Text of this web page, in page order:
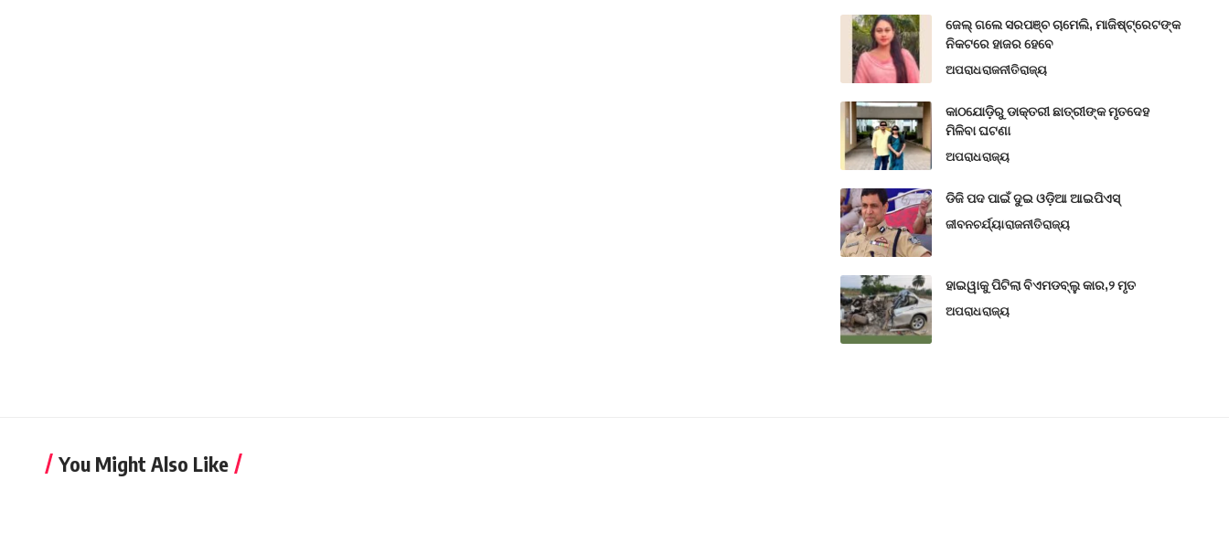
ଜେଲ୍ ଗଲେ ସରପଞ୍ଚ ଚାମେଲି, ମାଜିଷ୍ଟ୍ରେଟଙ୍କ
ନିକଟରେ ହାଜର ହେବେ
ଅପରାଧରାଜନୀତିରାଜ୍ୟ
କାଠଯୋଡ଼ିରୁ ଡାକ୍ତରୀ ଛାତ୍ରୀଙ୍କ ମୃତଦେହ
ମିଳିବା ଘଟଣା
ଅପରାଧରାଜ୍ୟ
ଡିଜି ପଦ ପାଇଁ ଦୁଇ ଓଡ଼ିଆ ଆଇପିଏସ୍
ଜୀବନଚର୍ଯ୍ୟାରାଜନୀତିରାଜ୍ୟ
ହାଇୱାକୁ ପିଟିଲା ବିଏମଡବ୍ଲୁ କାର,୨ ମୃତ
ଅପରାଧରାଜ୍ୟ
You Might Also Like